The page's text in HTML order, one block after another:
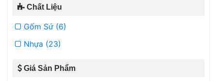
Chất Liệu
Gốm Sứ (6)
Nhựa (23)
Giá Sản Phẩm